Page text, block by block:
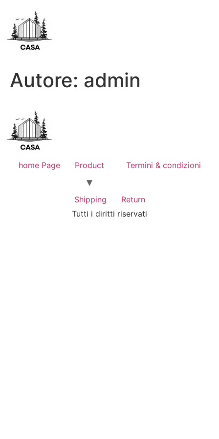
Autore: admin
home Page Product Termini & condizioni
Shipping
Return
Tutti i diritti riservati